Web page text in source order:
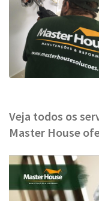
Veja todos os
Master House